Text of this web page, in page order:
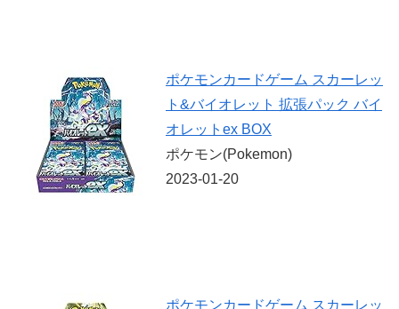
ポケモンカードゲーム スカーレッ
ト&バイオレット 拡張パック バイ
オレットex BOX
ポケモン(Pokemon)
2023-01-20
ポケモンカードゲーム スカーレッ